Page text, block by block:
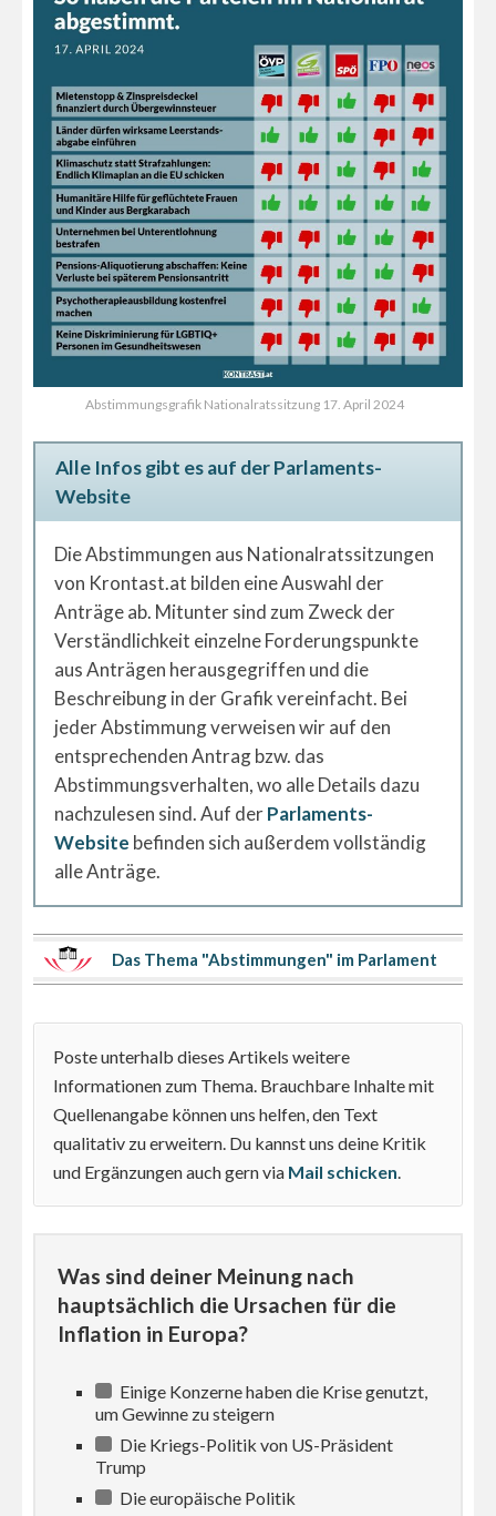
Abstimmungsgrafik Nationalratssitzung 17. April 2024
Alle Infos gibt es auf der Parlaments-
Website
Die Abstimmungen aus Nationalratssitzungen
von Krontast.at bilden eine Auswahl der
Anträge ab. Mitunter sind zum Zweck der
Verständlichkeit einzelne Forderungspunkte
aus Anträgen herausgegriffen und die
Beschreibung in der Grafik vereinfacht. Bei
jeder Abstimmung verweisen wir auf den
entsprechenden Antrag bzw. das
Abstimmungsverhalten, wo alle Details dazu
nachzulesen sind. Auf derParlaments-
Website befinden sich außerdem vollständig
alle Anträge.
Das Thema "Abstimmungen" im Parlament
Poste unterhalb dieses Artikels weitere
Informationen zum Thema. Brauchbare Inhalte mit
Quellenangabe können uns helfen, den Text
qualitativ zu erweitern. Du kannst uns deine Kritik
und Ergänzungen auch gern via Mail schicken.
Was sind deiner Meinung nach
hauptsächlich die Ursachen für die
Inflation in Europa?
Einige Konzerne haben die Krise genutzt,
um Gewinne zu steigern
Die Kriegs-Politik von US-Präsident
Trump
Die europäische Politik